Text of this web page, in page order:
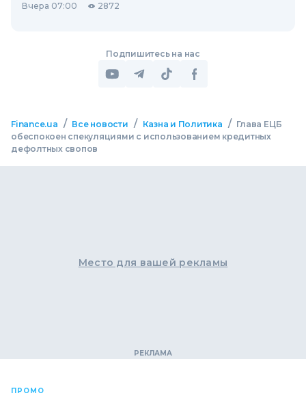
Вчера 07:00 2872
Подпишитесь на нас
Finance.ua / Все новости / Казна и Политика / Глава ЕЦБ
обеспокоен спекуляциями с использованием кредитных
дефолтных свопов
Место для вашей рекламы
ПРОМО